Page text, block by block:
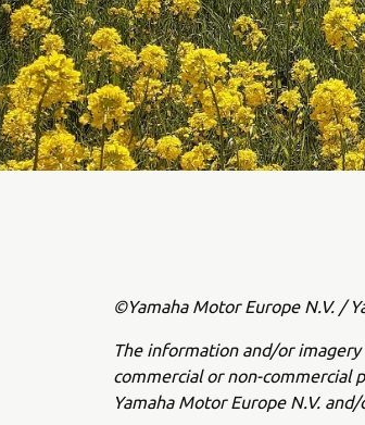
©Yamaha Motor Europe N.V. /
The information and/or
commercial or non-
Yamaha Motor Europe N.V.